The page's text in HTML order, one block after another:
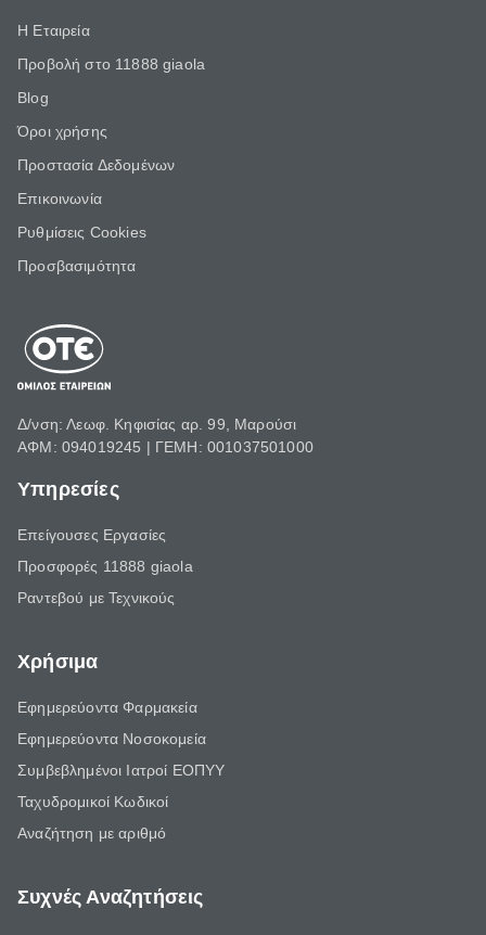
Η Εταιρεία
Προβολή στο 11888 giaola
Blog
Όροι χρήσης
Προστασία Δεδομένων
Επικοινωνία
Ρυθμίσεις Cookies
Προσβασιμότητα
Δ/νση: Λεωφ. Κηφισίας αρ. 99, Μαρούσι
ΑΦΜ: 094019245 | ΓΕΜΗ: 001037501000
Υπηρεσίες
Επείγουσες Εργασίες
Προσφορές 11888 giaola
Ραντεβού με Τεχνικούς
Χρήσιμα
Εφημερεύοντα Φαρμακεία
Εφημερεύοντα Νοσοκομεία
Συμβεβλημένοι Ιατροί ΕΟΠΥΥ
Ταχυδρομικοί Κωδικοί
Αναζήτηση με αριθμό
Συχνές Αναζητήσεις